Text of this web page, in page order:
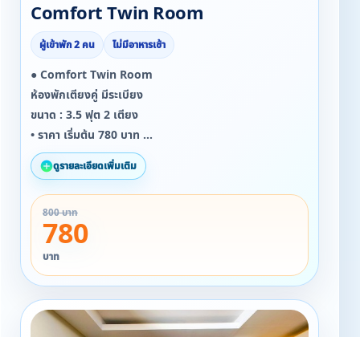
Comfort Twin Room
ผู้เข้าพัก 2 คน ไม่มีอาหารเช้า
● Comfort Twin Room
ห้องพักเตียงคู่ มีระเบียง
ขนาด : 3.5 ฟุต 2 เตียง
• ราคา เริ่มต้น 780 บาท
• จำนวนผู้เข้าพัก : 2 ท่าน
☆☆ สำหรับลูกค้าที่เข้าพักตั้งแต่ 19/09/2568 ถึง
31/11/2568
รับ Snack ฟรี ทุกห้อง ทุกวันที่เข้าพัก!!!!
ดูรายละเอียดเพิ่มเติม
800 บาท
780
บาท